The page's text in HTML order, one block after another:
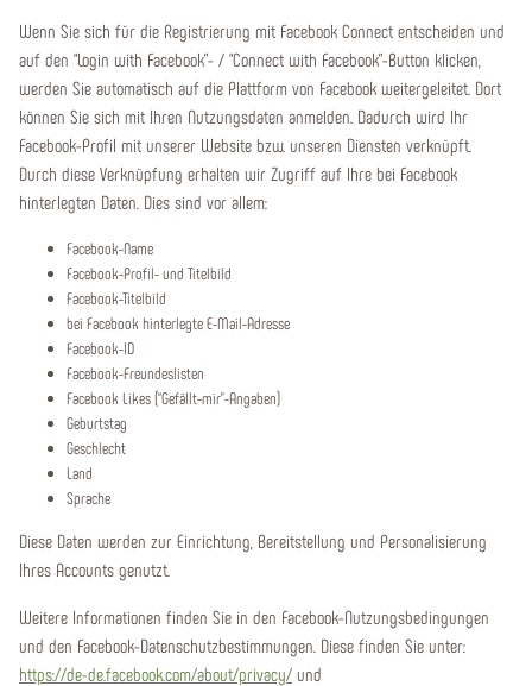
Wenn Sie sich für die Registrierung mit Facebook Connect entscheiden und
auf den “Login with Facebook”- / “Connect with Facebook”-Button klicken,
werden Sie automatisch auf die Plattform von Facebook weitergeleitet. Dort
können Sie sich mit Ihren Nutzungsdaten anmelden. Dadurch wird Ihr
Facebook-Profil mit unserer Website bzw. unseren Diensten verknüpft.
Durch diese Verknüpfung erhalten wir Zugriff auf Ihre bei Facebook
hinterlegten Daten. Dies sind vor allem:
Facebook-Name
Facebook-Profil- und Titelbild
Facebook-Titelbild
bei Facebook hinterlegte E-Mail-Adresse
Facebook-ID
Facebook-Freundeslisten
Facebook Likes (“Gefällt-mir”-Angaben)
Geburtstag
Geschlecht
Land
Sprache
Diese Daten werden zur Einrichtung, Bereitstellung und Personalisierung
Ihres Accounts genutzt.
Weitere Informationen finden Sie in den Facebook-Nutzungsbedingungen
und den Facebook-Datenschutzbestimmungen. Diese finden Sie unter:
https://de-de.facebook.com/about/privacy/ und